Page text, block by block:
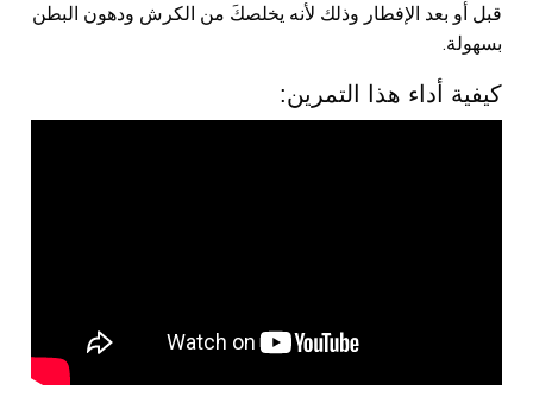
قبل أو بعد الإفطار وذلك لأنه يخلصكَ من الكرش ودهون البطن
بسهولة.
كيفية أداء هذا التمرين: